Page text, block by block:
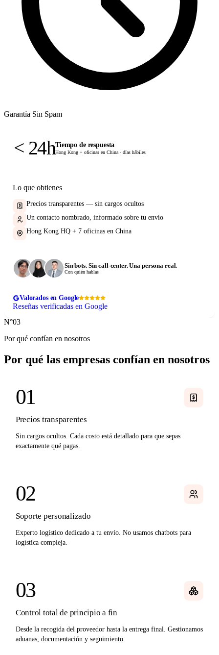
< 24hTiempo de respuesta
Hong Kong + oficinas en China · días hábiles
Lo que obtienes
Precios transparentes — sin cargos ocultos
Un contacto nombrado, informado sobre tu envío
Hong Kong HQ + 7 oficinas en China
Sin bots. Sin call-center. Una persona real.
Con quién hablas
Valorados en Google
Reseñas verificadas en Google
Garantía Sin Spam
N°03
Por qué confían en nosotros
Por qué las empresas confían en nosotros
01
Precios transparentes
Sin cargos ocultos. Cada costo está detallado para que sepas
exactamente qué pagas.
02
Soporte personalizado
Experto logístico dedicado a tu envío. No usamos chatbots para
logística compleja.
03
Control total de principio a fin
Desde la recogida del proveedor hasta la entrega final. Gestionamos
aduanas, documentación y seguimiento.